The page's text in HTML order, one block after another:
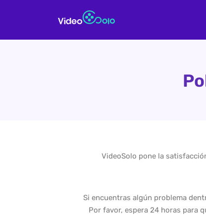
VideoSolo pone la
Si encuentras algún problema
Por favor, espera 24 horas para